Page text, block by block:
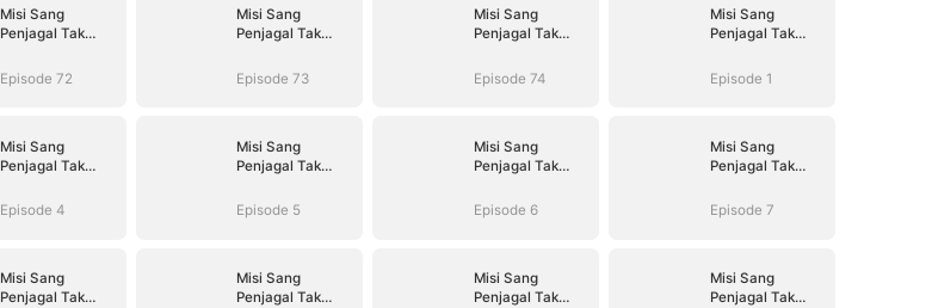
Misi Sang
Penjagal Tak
Episode 72
Misi Sang
Penjagal Tak
Episode 73
Misi Sang
Penjagal Tak
Episode 74
Misi Sang
Penjagal Tak
Episode 1
Misi Sang
Penjagal Tak
Episode 4
Misi Sang
Penjagal Tak
Episode 5
Misi Sang
Penjagal Tak
Episode 6
Misi Sang
Penjagal Tak
Episode 7
Misi Sang
Penjagal Tak
Misi Sang
Penjagal Tak
Misi Sang
Penjagal Tak
Misi Sang
Penjagal Tak